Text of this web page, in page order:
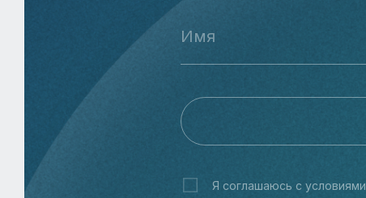
Я соглашаюсь с условиями